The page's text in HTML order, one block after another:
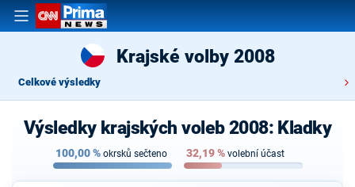
Krajské volby 2008
Celkové výsledky
Výsledky krajských voleb 2008: Kladky
100,00% okrsků sečteno 32,19% volební účast